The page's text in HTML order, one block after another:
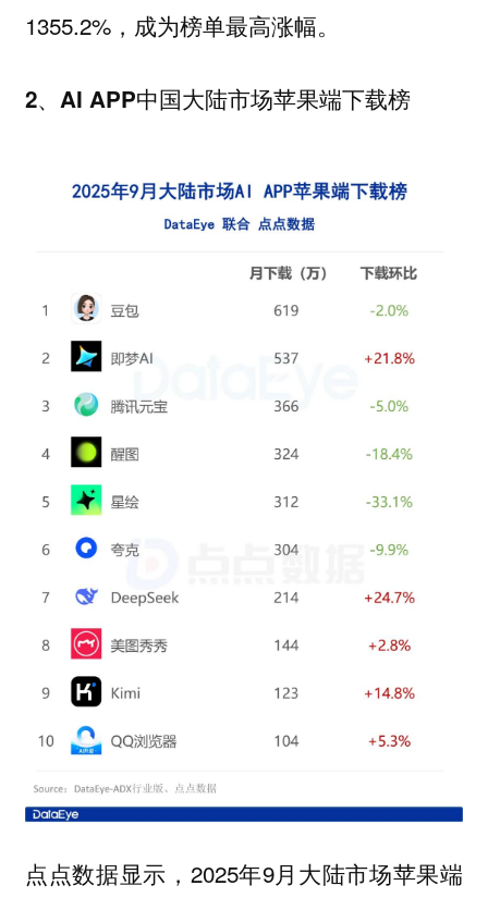
1355.2%，成为榜单最高涨幅。
2、AI APP中国大陆市场苹果端下载榜
点点数据显示，2025年9月大陆市场苹果端